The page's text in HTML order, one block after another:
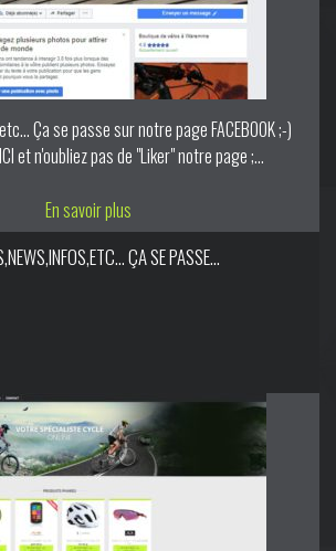
ÇA SE PASSE...
Ça se passe sur notre page FACEBOOK ;-)
et n'oubliez pas de "Liker" notre page ;...
En savoir plus